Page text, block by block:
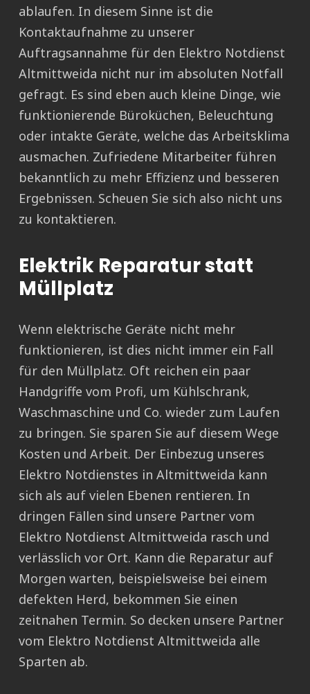
ablaufen. In diesem Sinne ist die
Kontaktaufnahme zu unserer
Auftragsannahme für den Elektro Notdienst
Altmittweida nicht nur im absoluten Notfall
gefragt. Es sind eben auch kleine Dinge, wie
funktionierende Büroküchen, Beleuchtung
oder intakte Geräte, welche das Arbeitsklima
ausmachen. Zufriedene Mitarbeiter führen
bekanntlich zu mehr Effizienz und besseren
Ergebnissen. Scheuen Sie sich also nicht uns
zu kontaktieren.
Elektrik Reparatur statt
Müllplatz
Wenn elektrische Geräte nicht mehr
funktionieren, ist dies nicht immer ein Fall
für den Müllplatz. Oft reichen ein paar
Handgriffe vom Profi, um Kühlschrank,
Waschmaschine und Co. wieder zum Laufen
zu bringen. Sie sparen Sie auf diesem Wege
Kosten und Arbeit. Der Einbezug unseres
Elektro Notdienstes in Altmittweida kann
sich als auf vielen Ebenen rentieren. In
dringen Fällen sind unsere Partner vom
Elektro Notdienst Altmittweida rasch und
verlässlich vor Ort. Kann die Reparatur auf
Morgen warten, beispielsweise bei einem
defekten Herd, bekommen Sie einen
zeitnahen Termin. So decken unsere Partner
vom Elektro Notdienst Altmittweida alle
Sparten ab.